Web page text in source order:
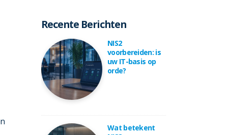
Recente Berichten
NIS2
voorbereiden: is
uw IT-basis op
orde?
Wat betekent